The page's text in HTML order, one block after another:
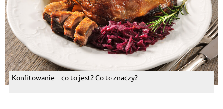
Konfitowanie – co to jest? Co to znaczy?